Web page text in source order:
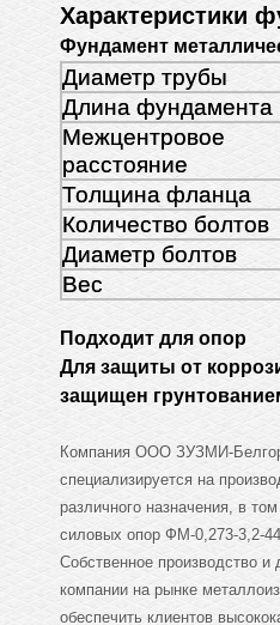
Характеристики
Фундамент
Диаметр трубы
Длина фундамента
Межцентровое
расстояние
Толщина фланца
Количество болтов
Диаметр болтов
Вес
Подходит для опор
Для защиты от
защищен
Компания ООО ЗУЗМИ-
специализируется на
различного назначения, в
силовых опор ФМ-0,273-3,2-
Собственное производство
компании на рынке
обеспечить клиентов